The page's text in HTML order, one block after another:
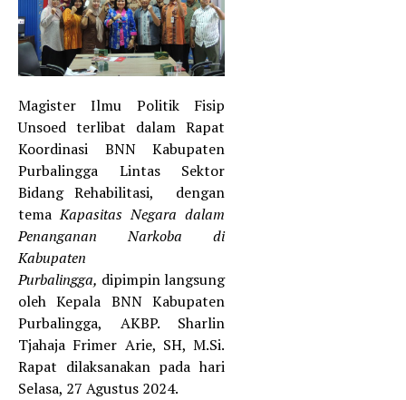
Magister Ilmu Politik Fisip
Unsoed terlibat dalam Rapat
Koordinasi BNN Kabupaten
Purbalingga Lintas Sektor
Bidang Rehabilitasi, dengan
temaKapasitas Negara dalam
Penanganan Narkoba di
Kabupaten
Purbalingga, dipimpin langsung
oleh Kepala BNN Kabupaten
Purbalingga, AKBP. Sharlin
Tjahaja Frimer Arie, SH, M.Si.
Rapat dilaksanakan pada hari
Selasa, 27 Agustus 2024.